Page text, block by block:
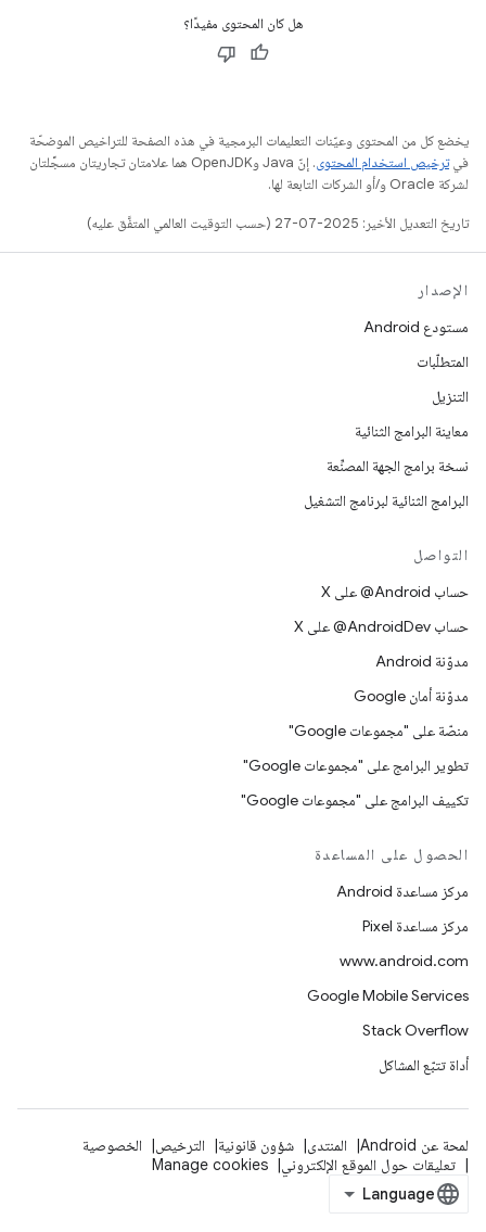
هل كان المحتوى مفيدًا؟
يخضع كل من المحتوى وعيّنات التعليمات البرمجية في هذه الصفحة للتراخيص الموضحّة
فيترخيص استخدام المحتوى
. إنّ Java وOpenJDK هما علامتان تجاريتان مسجَّلتان
لشركة Oracle و/أو الشركات التابعة لها.
تاريخ التعديل الأخير: 2025-07-27 (حسب التوقيت العالمي المتفَّق عليه)
الإصدار
مستودع Android
المتطلّبات
التنزيل
معاينة البرامج الثنائية
نسخة برامج الجهة المصنِّعة
البرامج الثنائية لبرنامج التشغيل
التواصل
حساب ‎@Android على X
حساب ‎@AndroidDev على X
مدوّنة Android
مدوّنة أمان Google
منصّة على "مجموعات Google"
تطوير البرامج على "مجموعات Google"
تكييف البرامج على "مجموعات Google"
الحصول على المساعدة
مركز مساعدة Android
مركز مساعدة Pixel
www.android.com
Google Mobile Services
Stack Overflow
أداة تتبّع المشاكل
لمحة عن Android المنتدى شؤون قانونية الترخيص
الخصوصية
تعليقات حول الموقع الإلكتروني
Manage cookies